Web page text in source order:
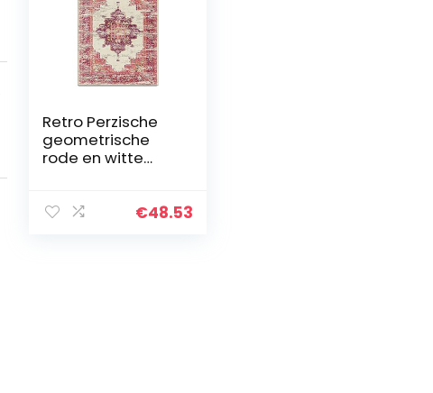
Retro Perzische
geometrische
rode en witte
slaapkamer €48.53